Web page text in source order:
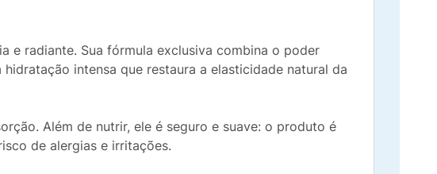
e radiante. Sua fórmula exclusiva combina o poder
intensa que restaura a elasticidade natural da
Além de nutrir, ele é seguro e suave: o produto é
de alergias e irritações.